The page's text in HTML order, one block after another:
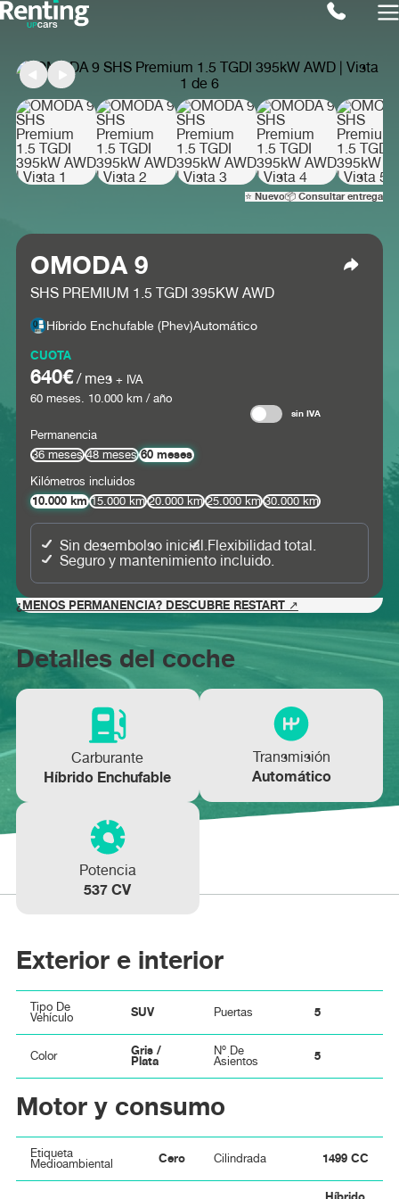
⭐ Nuevo📦 Consultar entrega
OMODA 9
SHS PREMIUM 1.5 TGDI 395KW AWD
Híbrido Enchufable (phev)Automático
CUOTA
640€/ mes + IVA
60meses. 10.000km / año
sin IVA
Permanencia
36 meses
48 meses 60 meses
Kilómetros incluidos
10.000 km 15.000 km 20.000 km 25.000 km 30.000 km
Sin desembolso inicial.Flexibilidad total.
Seguro y mantenimiento incluido.
¿MENOS PERMANENCIA? DESCUBRE RESTART ↗
Detalles del coche
Carburante
Híbrido Enchufable
Transmisión
Automático
Potencia
537 CV
Exterior e interior
Tipo De
Vehículo
SUV Puertas 5
Color Gris /
Plata
Nº De
Asientos
5
Motor y consumo
Etiqueta
Medioambiental
Cero Cilindrada 1499 CC